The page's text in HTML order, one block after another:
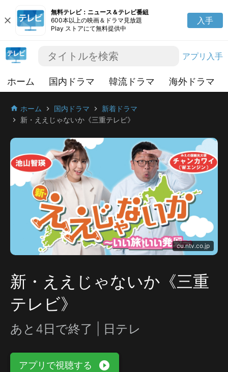
close
無料テレビ：ニュース＆テレビ番組
600本以上の映画＆ドラマ見放題
Play ストアにて無料提供中
入手
アプリ入手
ホーム 国内ドラマ 韓流ドラマ 海外ドラマ
home ホーム chevron_right 国内ドラマ chevron_right 新着ドラマ
chevron_right 新・ええじゃないか《三重テレビ》
cu.ntv.co.jp
新・ええじゃないか《三重
テレビ》
あと4日で終了 | 日テレ
アプリで視聴する play_circle_filled